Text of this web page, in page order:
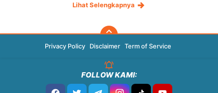
Lihat Selengkapnya
Privacy Policy Disclaimer Term of Service
FOLLOW KAMI: